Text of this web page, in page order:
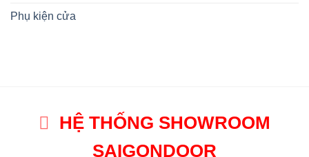
Phụ kiện cửa
HỆ THỐNG SHOWROOM
SAIGONDOOR